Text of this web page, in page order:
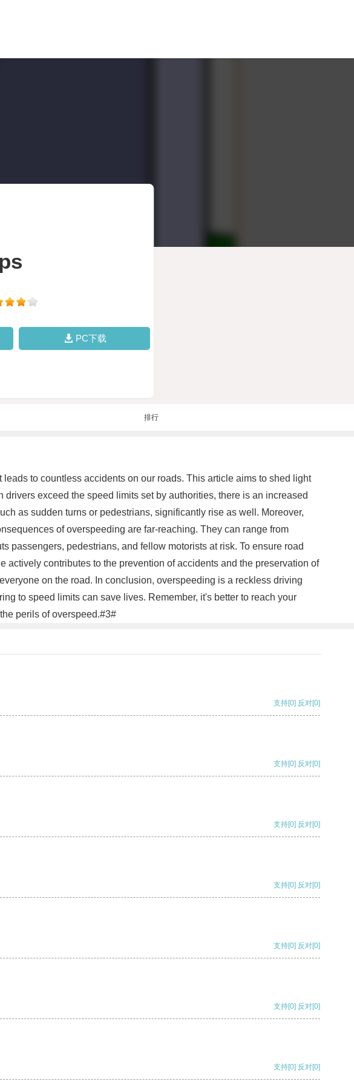
PC下载
排行
to countless accidents on our roads. This article aims to shed light
exceed the speed limits set by authorities, there is an increased
as sudden turns or pedestrians, significantly rise as well. Moreover,
of overspeeding are far-reaching. They can range from
passengers, pedestrians, and fellow motorists at risk. To ensure road
contributes to the prevention of accidents and the preservation of
on the road. In conclusion, overspeeding is a reckless driving
to speed limits can save lives. Remember, it's better to reach your
perils of overspeed.#3#
支持[0] 反对[0]
支持[0] 反对[0]
支持[0] 反对[0]
支持[0] 反对[0]
支持[0] 反对[0]
支持[0] 反对[0]
支持[0] 反对[0]